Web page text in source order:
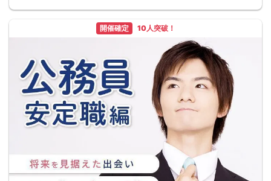
開催確定 10人突破！